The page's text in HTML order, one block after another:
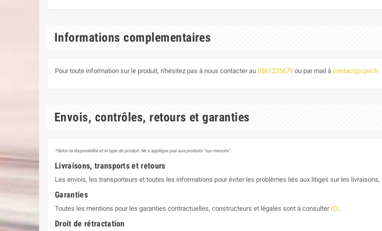
Informations complementaires
Pour toute information sur le produit, n'hésitez pas à nous contacter au 0561235679 ou par mail à contact@cpvr.fr.
Envois, contrôles, retours et garanties
*Selon la disponibilité et le type de produit. Ne s'applique pas aux produits "sur mesure".
Livraisons, transports et retours
Les envois, les transporteurs et toutes les informations pour éviter les problèmes liés aux litiges sur les livraisons,
Garanties
Toutes les mentions pour les garanties contractuelles, constructeurs et légales sont à consulter ICI.
Droit de rétractation